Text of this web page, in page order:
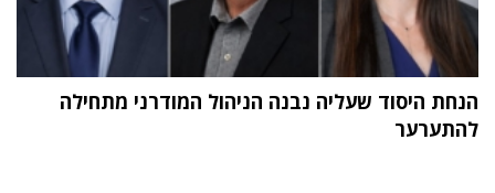
הנחת היסוד שעליה נבנה הניהול המודרני מתחילה
להתערער